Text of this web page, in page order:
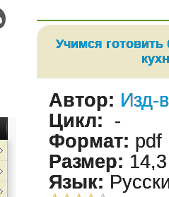
Учимся
Автор: Изд-
Цикл: -
Формат: pdf
Размер:
Язык: